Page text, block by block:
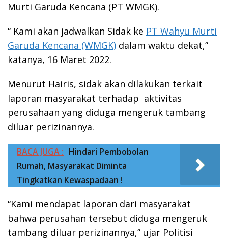
Murti Garuda Kencana (PT WMGK).
“ Kami akan jadwalkan Sidak ke PT Wahyu Murti
Garuda Kencana (WMGK) dalam waktu dekat,”
katanya, 16 Maret 2022.
Menurut Hairis, sidak akan dilakukan terkait
laporan masyarakat terhadap aktivitas
perusahaan yang diduga mengeruk tambang
diluar perizinannya.
BACA JUGA : Hindari Pembobolan
Rumah, Masyarakat Diminta
Tingkatkan Kewaspadaan !
“Kami mendapat laporan dari masyarakat
bahwa perusahan tersebut diduga mengeruk
tambang diluar perizinannya,” ujar Politisi